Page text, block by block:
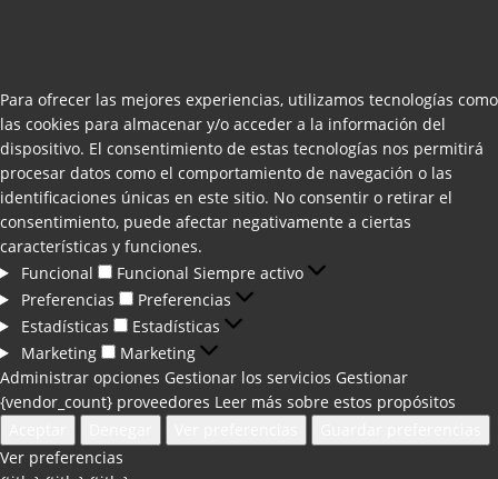
Para ofrecer las mejores experiencias, utilizamos tecnologías como
las cookies para almacenar y/o acceder a la información del
dispositivo. El consentimiento de estas tecnologías nos permitirá
procesar datos como el comportamiento de navegación o las
identificaciones únicas en este sitio. No consentir o retirar el
consentimiento, puede afectar negativamente a ciertas
características y funciones.
Funcional
Funcional Siempre activo
Preferencias
Preferencias
Estadísticas
Estadísticas
Marketing
Marketing
Administrar opciones Gestionar los servicios Gestionar
{vendor_count} proveedores Leer más sobre estos propósitos
Ver preferencias